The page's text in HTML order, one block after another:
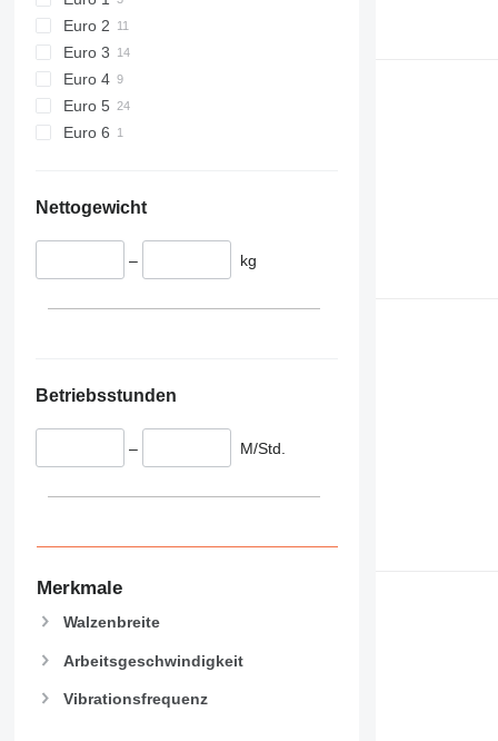
Euro 2
Euro 3
Euro 4
Euro 5
Euro 6
Nettogewicht
– kg
Betriebsstunden
– M/Std.
Merkmale
Walzenbreite
Arbeitsgeschwindigkeit
Vibrationsfrequenz